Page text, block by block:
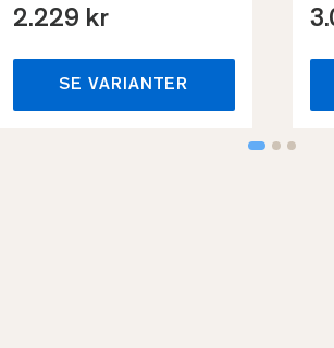
2.229 kr
SE VARIANTER